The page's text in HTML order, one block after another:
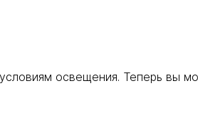
освещения. Теперь вы